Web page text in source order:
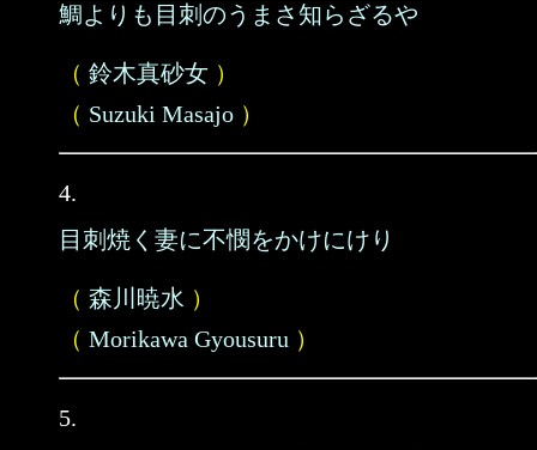
鯛よりも目刺のうまさ知らざるや
（ 鈴木真砂女 ）
（ Suzuki Masajo ）
4.
目刺焼く妻に不憫をかけにけり
（ 森川暁水 ）
（ Morikawa Gyousuru ）
5.